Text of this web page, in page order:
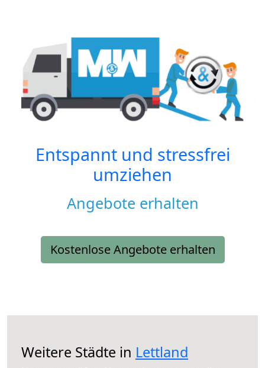
Entspannt und stressfrei
umziehen
Angebote erhalten
Kostenlose Angebote erhalten
Weitere Städte in Lettland